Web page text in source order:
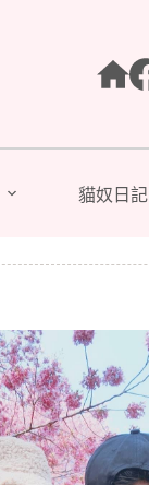
貓奴日記